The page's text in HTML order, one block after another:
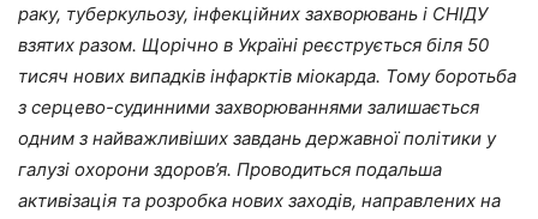
раку, туберкульозу, інфекційних захворювань і СНІДУ
взятих разом. Щорічно в Україні реєструється біля 50
тисяч нових випадків інфарктів міокарда. Тому боротьба
з серцево-судинними захворюваннями залишається
одним з найважливіших завдань державної політики у
галузі охорони здоров’я. Проводиться подальша
активізація та розробка нових заходів, направлених на